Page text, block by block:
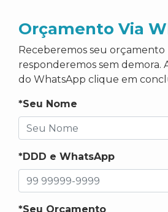
Orçamento Via
Receberemos seu orçamento
responderemos sem demora.
do WhatsApp clique em
*Seu Nome
*DDD e WhatsApp
*Seu Orçamento